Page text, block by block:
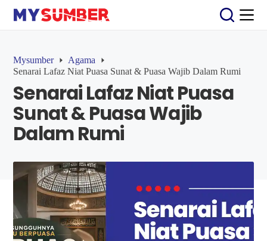
S
k
o
c
o
n
t
e
n
Mysumber
Agama
Senarai Lafaz Niat Puasa Sunat & Puasa Wajib Dalam Rumi
Senarai Lafaz Niat Puasa
Sunat & Puasa Wajib
Dalam Rumi